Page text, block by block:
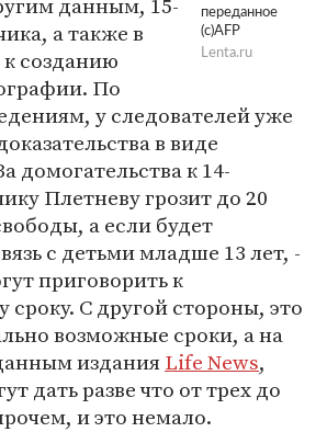
переданное
(c)AFP
Lenta.ru
а также в
созданию
По
у следователей уже
в виде
домогательства к 14-
Плетневу грозит до 20
а если будет
с детьми младше 13 лет, -
приговорить к
С другой стороны, это
возможные сроки, а на
изданияLife News,
дать разве что от трех до
и это немало.